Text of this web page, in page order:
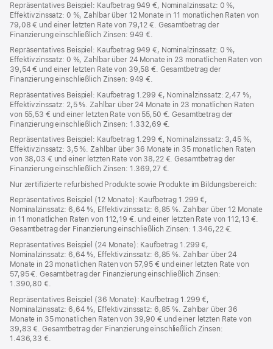
neues
Fenster)
Repräsentatives Beispiel: Kaufbetrag 949 €, Nominalzinssatz: 0 %,
Effektivzinssatz: 0 %, Zahlbar über 12 Monate in 11 monatlichen Raten von
79,08 € und einer letzten Rate von 79,12 €. Gesamtbetrag der
Finanzierung einschließlich Zinsen: 949 €.
Repräsentatives Beispiel: Kaufbetrag 949 €, Nominalzinssatz: 0 %,
Effektivzinssatz: 0 %, Zahlbar über 24 Monate in 23 monatlichen Raten von
39,54 € und einer letzten Rate von 39,58 €. Gesamtbetrag der
Finanzierung einschließlich Zinsen: 949 €.
Repräsentatives Beispiel: Kaufbetrag 1.299 €, Nominalzinssatz: 2,47 %,
Effektivzinssatz: 2,5 %. Zahlbar über 24 Monate in 23 monatlichen Raten
von 55,53 € und einer letzten Rate von 55,50 €. Gesamtbetrag der
Finanzierung einschließlich Zinsen: 1.332,69 €.
Repräsentatives Beispiel: Kaufbetrag 1.299 €, Nominalzinssatz: 3,45 %,
Effektivzinssatz: 3,5 %. Zahlbar über 36 Monate in 35 monatlichen Raten
von 38,03 € und einer letzten Rate von 38,22 €. Gesamtbetrag der
Finanzierung einschließlich Zinsen: 1.369,27 €.
Nur zertifizierte refurbished Produkte sowie Produkte im Bildungsbereich:
Repräsentatives Beispiel (12 Monate): Kaufbetrag 1.299 €,
Nominalzinssatz: 6,64 %, Effektivzinssatz: 6,85 %. Zahlbar über 12 Monate
in 11 monatlichen Raten von 112,19 €. und einer letzten Rate von 112,13 €.
Gesamtbetrag der Finanzierung einschließlich Zinsen: 1.346,22 €.
Repräsentatives Beispiel (24 Monate): Kaufbetrag 1.299 €,
Nominalzinssatz: 6,64 %, Effektivzinssatz: 6,85 %. Zahlbar über 24
Monate in 23 monatlichen Raten von 57,95 € und einer letzten Rate von
57,95 €. Gesamtbetrag der Finanzierung einschließlich Zinsen:
1.390,80 €.
Repräsentatives Beispiel (36 Monate): Kaufbetrag 1.299 €,
Nominalzinssatz: 6,64 %, Effektivzinssatz: 6,85 %. Zahlbar über 36
Monate in 35 monatlichen Raten von 39,90 € und einer letzten Rate von
39,83 €. Gesamtbetrag der Finanzierung einschließlich Zinsen:
1.436,33 €.